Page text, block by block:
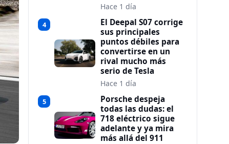
Hace 1 día
4
El Deepal S07 corrige
sus principales
puntos débiles para
convertirse en un
rival mucho más
serio de Tesla
Hace 1 día
5
Porsche despeja
todas las dudas: el
718 eléctrico sigue
adelante y ya mira
más allá del 911